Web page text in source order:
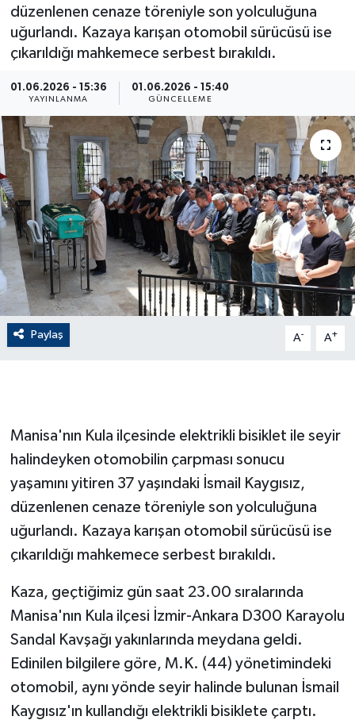
düzenlenen cenaze töreniyle son yolculuğuna
uğurlandı. Kazaya karışan otomobil sürücüsü ise
çıkarıldığı mahkemece serbest bırakıldı.
01.06.2026 - 15:36
YAYINLANMA
01.06.2026 - 15:40
GÜNCELLEME
Paylaş A- A+
Manisa'nın Kula ilçesinde elektrikli bisiklet ile seyir
halindeyken otomobilin çarpması sonucu
yaşamını yitiren 37 yaşındaki İsmail Kaygısız,
düzenlenen cenaze töreniyle son yolculuğuna
uğurlandı. Kazaya karışan otomobil sürücüsü ise
çıkarıldığı mahkemece serbest bırakıldı.
Kaza, geçtiğimiz gün saat 23.00 sıralarında
Manisa'nın Kula ilçesi İzmir-Ankara D300 Karayolu
Sandal Kavşağı yakınlarında meydana geldi.
Edinilen bilgilere göre, M.K. (44) yönetimindeki
otomobil, aynı yönde seyir halinde bulunan İsmail
Kaygısız'ın kullandığı elektrikli bisiklete çarptı.
Canlı Maç
ÇEVRE
Dış Haberler
Dünya
EĞİTİM
EKONOMİ
English News
Finans
Flaş Haber
GÜNDEM
Güvenlik
HABERDE İNSAN
İş Dünyası
Jandarma
Kadın